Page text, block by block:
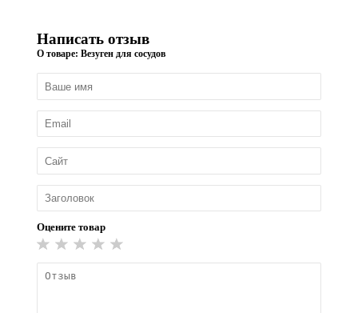
Написать отзыв
О товаре: Везуген для сосудов
Оцените товар